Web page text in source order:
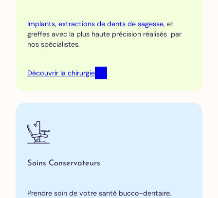
Implants, extractions de dents de sagesse, et
greffes avec la plus haute précision réalisés par
nos spécialistes.
Découvrir la chirurgie
Soins Conservateurs
Prendre soin de votre santé bucco-dentaire.